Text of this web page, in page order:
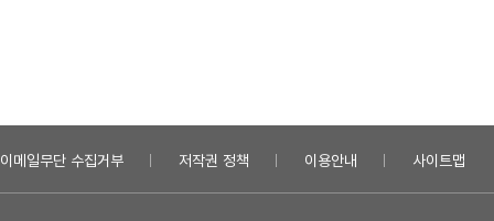
이메일무단 수집거부 저작권 정책 이용안내 사이트맵